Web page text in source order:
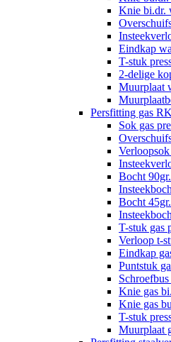
Knie bi.dr.
Eindkap
T-stuk
2-delige
Muurplaat
Persfitting gas RK
Sok gas
Bocht
Bocht
T-stuk gas
Verloop t-
Eindkap
Puntstuk
Knie gas
Knie gas
T-stuk
Muurplaat